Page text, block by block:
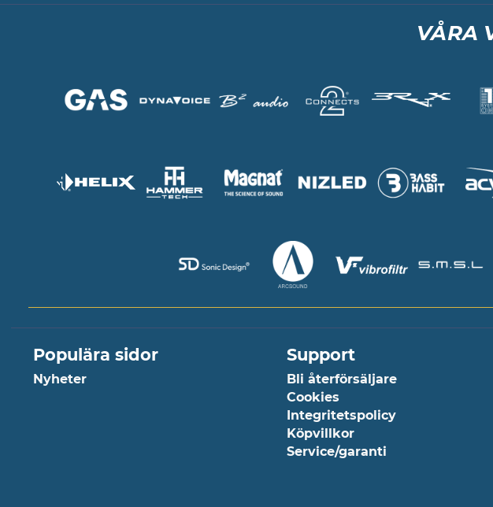
VÅRA
Populära sidor
Nyheter
Support
Bli återförsäljare
Cookies
Integritetspolicy
Köpvillkor
Service/garanti